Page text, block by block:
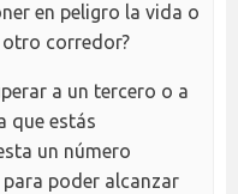
en peligro la vida o
corredor?
a un tercero o a
que estás
un número
poder alcanzar